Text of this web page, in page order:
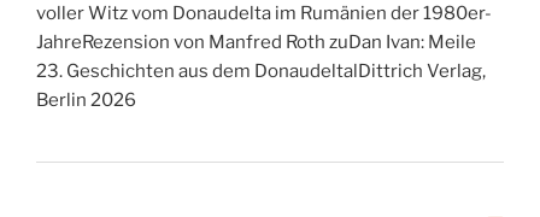
voller Witz vom Donaudelta im Rumänien der 1980er-
JahreRezension von Manfred Roth zuDan Ivan: Meile
23. Geschichten aus dem DonaudeltalDittrich Verlag,
Berlin 2026